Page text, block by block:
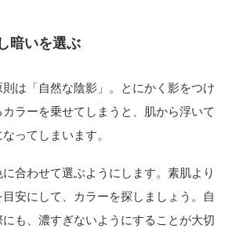
暗いを選ぶ
則は「自然な陰影」。とにかく影をつけ
ラーを乗せてしまうと、肌から浮いて
ってしまいます。
合わせて選ぶようにします。素肌より
安にして、カラーを探しましょう。自
も、濃すぎないようにすることが大切